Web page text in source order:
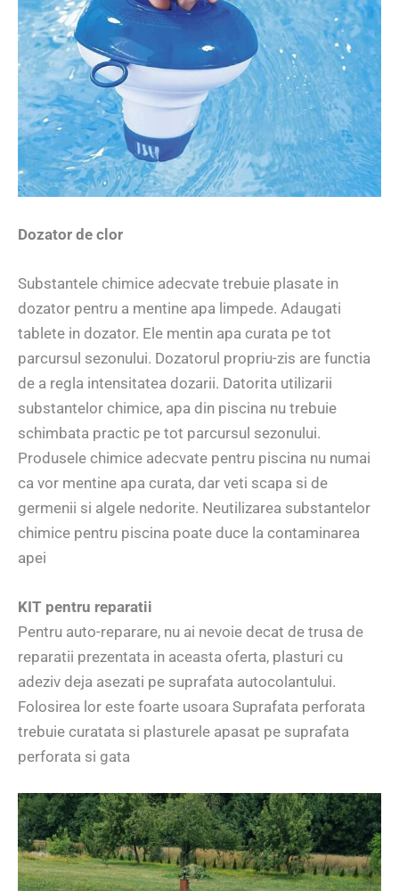
Dozator de clor
Substantele chimice adecvate trebuie plasate in
dozator pentru a mentine apa limpede. Adaugati
tablete in dozator. Ele mentin apa curata pe tot
parcursul sezonului. Dozatorul propriu-zis are functia
de a regla intensitatea dozarii. Datorita utilizarii
substantelor chimice, apa din piscina nu trebuie
schimbata practic pe tot parcursul sezonului.
Produsele chimice adecvate pentru piscina nu numai
ca vor mentine apa curata, dar veti scapa si de
germenii si algele nedorite. Neutilizarea substantelor
chimice pentru piscina poate duce la contaminarea
apei
KIT pentru reparatii
Pentru auto-reparare, nu ai nevoie decat de trusa de
reparatii prezentata in aceasta oferta, plasturi cu
adeziv deja asezati pe suprafata autocolantului.
Folosirea lor este foarte usoara Suprafata perforata
trebuie curatata si plasturele apasat pe suprafata
perforata si gata